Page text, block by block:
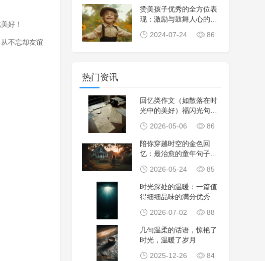
好！
不忘却友谊
赞美孩子优秀的全方位表
现：激励与鼓舞人心的夸
2024-07-24 86
热门资讯
回忆类作文（如散落在时
光中的美好）福闪光句集
2026-05-06 86
陪你穿越时空的金色回
忆：最治愈的童年句子合
2026-05-24 85
时光深处的温暖：一篇值
得细细品味的满分优秀作
2026-07-02 88
几句温柔的话语，惊艳了
时光，温暖了岁月
2025-12-26
84